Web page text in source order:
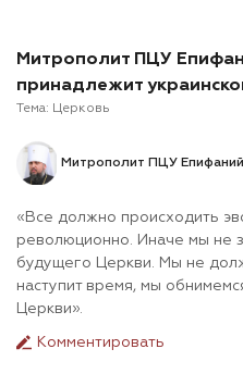
Митрополит ПЦУ
принадлежит
Тема: Церковь
Митрополит ПЦУ Епифаний
«Все должно происходить
революционно. Иначе мы не
будущего Церкви. Мы не
наступит время, мы
Церкви».
Комментировать